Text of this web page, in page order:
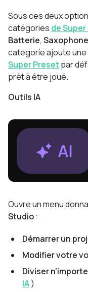
Sous ces deux
catégories de
Batterie, Saxophone
catégorie ajoute une
Super Preset par
prêt à être joué.
Outils IA
Ouvre un menu
Studio:
Démarrer un
Modifier votre
Diviser
IA)